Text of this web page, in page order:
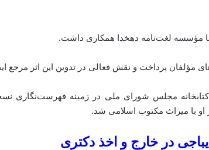
مؤلفان پرداخت و نقش فعالی در تدوین این اثر مرجع
از سال ۱۳۴۳ تا ۱۳۴۶ نیز در کتابخانه مجلس شورای ملی در زمینه
با میراث مکتوب اسلامی شد.
در خارج و اخذ دکتری